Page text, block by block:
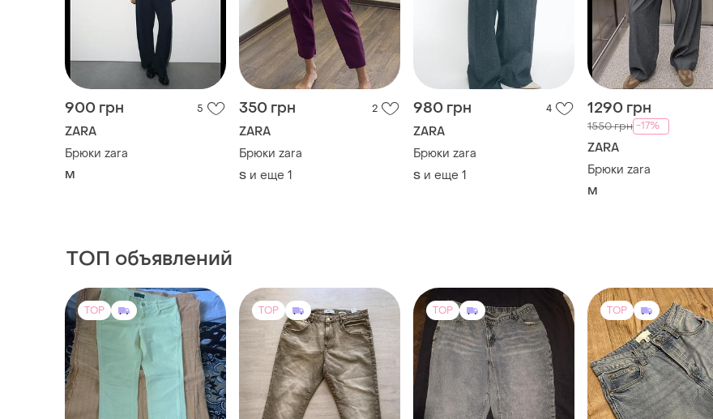
Брюки zara
M
350 грн 2
ZARA
Брюки zara
S и еще 1
980 грн
Брюки zara
S
1290 грн
1550 грн -17%
ZARA
Брюки zara
ТОП объявлений